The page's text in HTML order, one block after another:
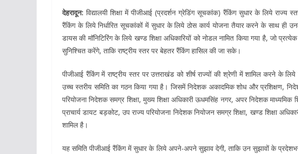
देहरादून: विद्यालयी शिक्षा में पीजीआई (प्रदर्शन ग्रेडिंग सूचकांक) रैंकिंग सुधार के लिये राज्य
रैंकिंग के लिये निर्धारित सूचकांकों में सुधार के लिये ठोस कार्य योजना तैयार करने के साथ ही
डायस की मॉनिटिरिंग के लिये खण्ड शिक्षा अधिकारियों को नोडल नामित किया गया है, जो
सुनिश्चित करेंगे, ताकि राष्ट्रीय स्तर पर बेहतर रैंकिंग हासिल की जा सके।
पीजीआई रैंकिंग में राष्ट्रीय स्तर पर उत्तराखंड को शीर्ष राज्यों की श्रेणी में शामिल करने के लिये
उच्च स्तरीय समिति का गठन किया गया है। जिसमें निदेशक अकादमिक शोध और प्रशिक्षण,
परियोजना निदेशक समग्र शिक्षा, मुख्य शिक्षा अधिकारी ऊधमसिंह नगर, अपर निदेशक माध्यमिक
प्राचार्य डायट बड़कोट, उप राज्य परियोजना निदेशक नियोजन समग्र शिक्षा, खण्ड शिक्षा
शामिल है।
यह समिति पीजीआई रैंकिंग में सुधार के लिये अपने-अपने सुझाव देगी, ताकि उन सुझावों के